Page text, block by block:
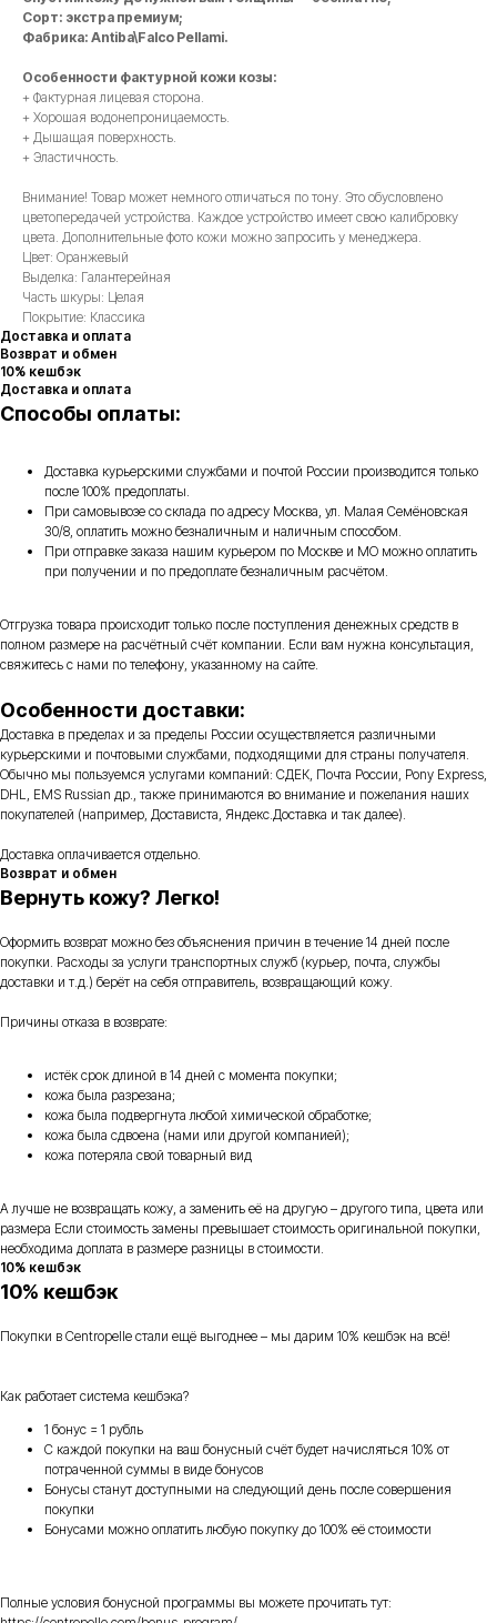
Сорт: экстра премиум;
Фабрика: Antiba\Falco Pellami.
Особенности фактурной кожи козы:
+ Фактурная лицевая сторона.
+ Хорошая водонепроницаемость.
+ Дышащая поверхность.
+ Эластичность.
Внимание! Товар может немного отличаться по тону. Это обусловлено
цветопередачей устройства. Каждое устройство имеет свою калибровку
цвета. Дополнительные фото кожи можно запросить у менеджера.
Цвет: Оранжевый
Выделка: Галантерейная
Часть шкуры: Целая
Покрытие: Классика
Доставка и оплата
Возврат и обмен
10% кешбэк
Доставка и оплата
Способы оплаты:
Доставка курьерскими службами и почтой России производится только
после 100% предоплаты.
При самовывозе со склада по адресу Москва, ул. Малая Семёновская
30/8, оплатить можно безналичным и наличным способом.
При отправке заказа нашим курьером по Москве и МО можно оплатить
при получении и по предоплате безналичным расчётом.
Отгрузка товара происходит только после поступления денежных средств в
полном размере на расчётный счёт компании. Если вам нужна консультация,
свяжитесь с нами по телефону, указанному на сайте.
Особенности доставки:
Доставка в пределах и за пределы России осуществляется различными
курьерскими и почтовыми службами, подходящими для страны получателя.
Обычно мы пользуемся услугами компаний: СДЕК, Почта России, Pony Express,
DHL, EMS Russian др., также принимаются во внимание и пожелания наших
покупателей (например, Достависта, Яндекс.Доставка и так далее).
Доставка оплачивается отдельно.
Возврат и обмен
Вернуть кожу? Легко!
Оформить возврат можно без объяснения причин в течение 14 дней после
покупки. Расходы за услуги транспортных служб (курьер, почта, службы
доставки и т.д.) берёт на себя отправитель, возвращающий кожу.
Причины отказа в возврате:
истёк срок длиной в 14 дней с момента покупки;
кожа была разрезана;
кожа была подвергнута любой химической обработке;
кожа была сдвоена (нами или другой компанией);
кожа потеряла свой товарный вид
А лучше не возвращать кожу, а заменить её на другую – другого типа, цвета или
размера Если стоимость замены превышает стоимость оригинальной покупки,
необходима доплата в размере разницы в стоимости.
10% кешбэк
10% кешбэк
Покупки в Centropelle стали ещё выгоднее – мы дарим 10% кешбэк на всё!
Как работает система кешбэка?
1 бонус = 1 рубль
С каждой покупки на ваш бонусный счёт будет начисляться 10% от
потраченной суммы в виде бонусов
Бонусы станут доступными на следующий день после совершения
покупки
Бонусами можно оплатить любую покупку до 100% её стоимости
Полные условия бонусной программы вы можете прочитать тут: